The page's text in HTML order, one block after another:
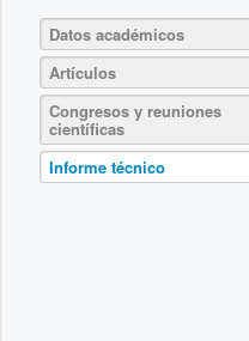
Datos académicos
Artículos
Congresos y reuniones
científicas
Informe técnico